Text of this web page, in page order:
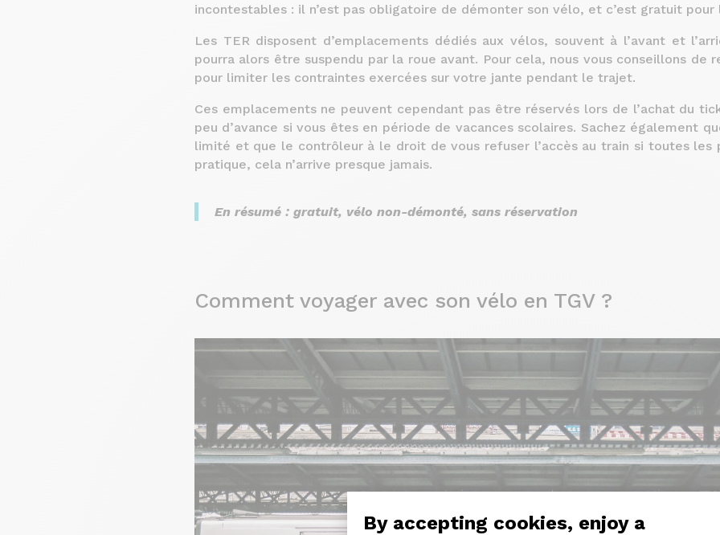
By accepting cookies, enjoy a
incontestables : il n’est pas obligatoire de démonter son vélo, et c’est gratuit pour
Les TER disposent d’emplacements dédiés aux vélos, souvent à l’avant et
pourra alors être suspendu par la roue avant. Pour cela, nous vous conseillons de
pour limiter les contraintes exercées sur votre jante pendant le trajet.
Ces emplacements ne peuvent cependant pas être réservés lors de l’achat du
peu d’avance si vous êtes en période de vacances scolaires. Sachez également
limité et que le contrôleur à le droit de vous refuser l’accès au train si toutes les
pratique, cela n’arrive presque jamais.
En résumé : gratuit, vélo non-démonté, sans réservation
Comment voyager avec son vélo en TGV ?